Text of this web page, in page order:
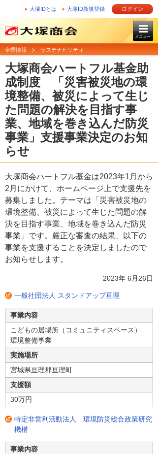
大塚IDとは 大塚ID新規登録 ログイン
メニュー
企業情報 サステナビリティ
大塚商会ハートフル基金助
成制度 「災害被災地の環
境整備、被災によって生じ
た問題の解決を目指す事
業、地域を巻き込んだ防災
事業」支援事業決定のお知
らせ
大塚商会ハートフル基金は2023年1月から
2月にかけて、ホームページ上で支援先を
募集しました。テーマは「災害被災地の
環境整備、被災によって生じた問題の解
決を目指す事業、地域を巻き込んだ防災
事業」です。厳正な審査の結果、以下の
事業を支援することを決定しましたので
お知らせします。
2023年 6月26日
一般社団法人 スタンドアップ亘理
事業内容
こどもの居場所（コミュニティスペース）
環境整備事業
実施場所
宮城県亘理郡亘理町
支援額
30万円
特定非営利活動法人 環境防災総合政策研究
機構
事業内容